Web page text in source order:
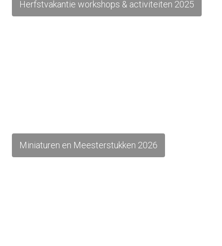
Herfstvakantie workshops & activiteiten 2025
Miniaturen en Meesterstukken 2026